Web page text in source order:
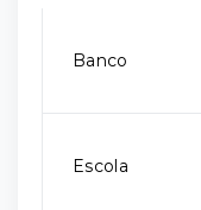
Banco
Escola